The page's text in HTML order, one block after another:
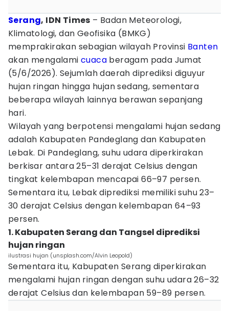
Serang, IDN Times – Badan Meteorologi,
Klimatologi, dan Geofisika (BMKG)
memprakirakan sebagian wilayah Provinsi Banten
akan mengalami cuaca beragam pada Jumat
(5/6/2026). Sejumlah daerah diprediksi diguyur
hujan ringan hingga hujan sedang, sementara
beberapa wilayah lainnya berawan sepanjang
hari.
Wilayah yang berpotensi mengalami hujan sedang
adalah Kabupaten Pandeglang dan Kabupaten
Lebak. Di Pandeglang, suhu udara diperkirakan
berkisar antara 25–31 derajat Celsius dengan
tingkat kelembapan mencapai 66–97 persen.
Sementara itu, Lebak diprediksi memiliki suhu 23–
30 derajat Celsius dengan kelembapan 64–93
persen.
1. Kabupaten Serang dan Tangsel diprediksi
hujan ringan
ilustrasi hujan (unsplash.com/Alvin Leopold)
Sementara itu, Kabupaten Serang diperkirakan
mengalami hujan ringan dengan suhu udara 26–32
derajat Celsius dan kelembapan 59–89 persen.